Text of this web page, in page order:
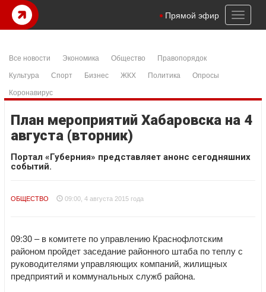
Toggle
Прямой эфир
Все новости Экономика Общество
Правопорядок
Культура
Спорт Бизнес ЖКХ Политика
Опросы
Коронавирус
План мероприятий Хабаровска на 4
августа (вторник)
Портал «Губерния» представляет анонс сегодняшних
событий.
ОБЩЕСТВО 09:00, 4 августа 2015 года
09:30 – в комитете по управлению Краснофлотским
районом пройдет заседание районного штаба по теплу с
руководителями управляющих компаний, жилищных
предприятий и коммунальных служб района.